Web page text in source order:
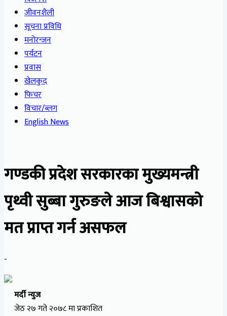
जीवनशैली
सूचना प्रविधि
मनोरन्जन
पर्यटन
प्रवास
खेलकुद
फिचर
विचार/ब्लग
English News
गण्डकी प्रदेश सरकारका मुख्यमन्त्री
पृथ्वी सुब्बा गुरुङले आज बिश्वासको
मत प्राप्त गर्न असफल
-
मर्दी न्युज
जेठ २७ गते २०७८ मा प्रकाशित